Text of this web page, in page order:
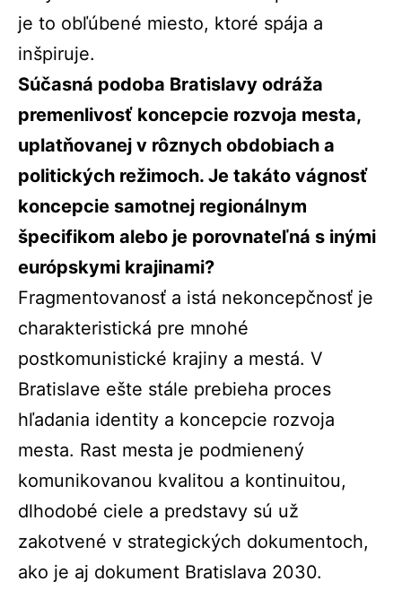
je to obľúbené miesto, ktoré spája a
inšpiruje.
Súčasná podoba Bratislavy odráža
premenlivosť koncepcie rozvoja mesta,
uplatňovanej v rôznych obdobiach a
politických režimoch. Je takáto vágnosť
koncepcie samotnej regionálnym
špecifikom alebo je porovnateľná s inými
európskymi krajinami?
Fragmentovanosť a istá nekoncepčnosť je
charakteristická pre mnohé
postkomunistické krajiny a mestá. V
Bratislave ešte stále prebieha proces
hľadania identity a koncepcie rozvoja
mesta. Rast mesta je podmienený
komunikovanou kvalitou a kontinuitou,
dlhodobé ciele a predstavy sú už
zakotvené v strategických dokumentoch,
ako je aj dokument Bratislava 2030.